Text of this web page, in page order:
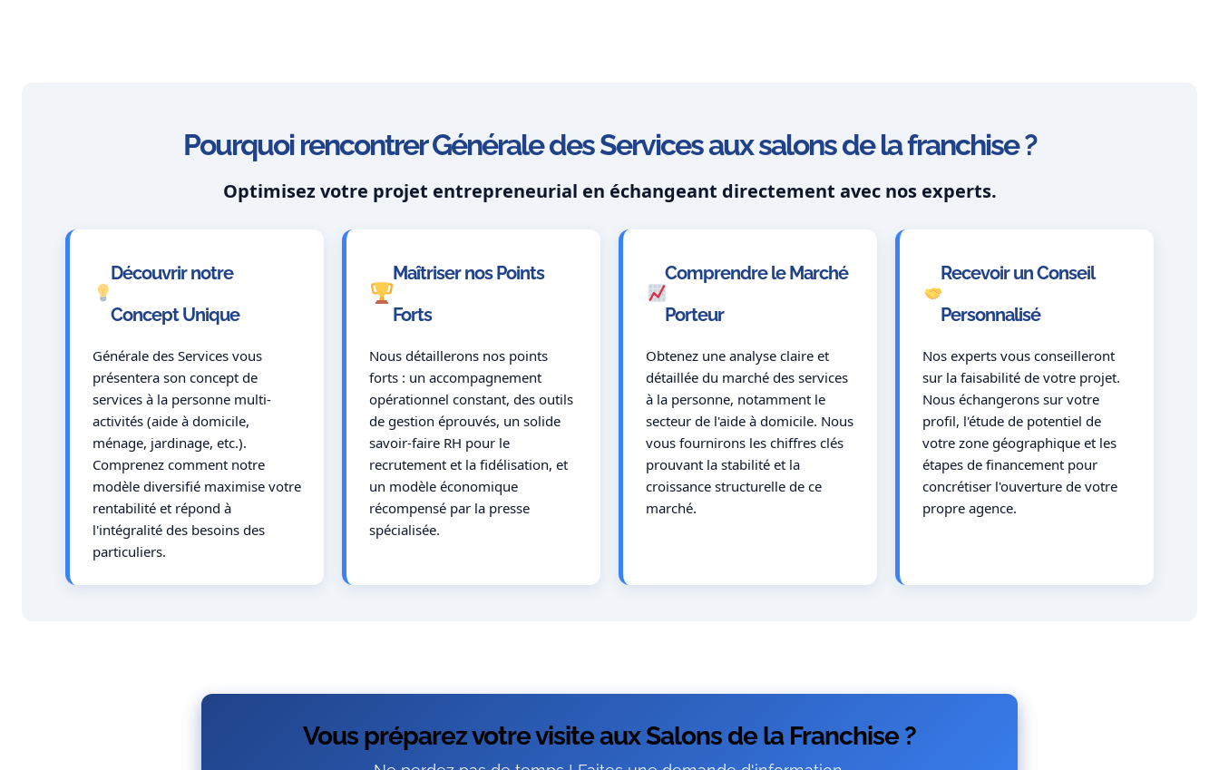
Pourquoi rencontrer Générale des Services aux salons de la franchise ?
Optimisez votre projet entrepreneurial en échangeant directement avec nos experts.
Découvrir notre
Concept Unique
Générale des Services vous
présentera son concept de
services à la personne multi-
activités (aide à domicile,
ménage, jardinage, etc.).
Comprenez comment notre
modèle diversifié maximise votre
rentabilité et répond à
l'intégralité des besoins des
particuliers.
Maîtriser nos Points
Forts
Nous détaillerons nos points
forts : un accompagnement
opérationnel constant, des outils
de gestion éprouvés, un solide
savoir-faire RH pour le
recrutement et la fidélisation, et
un modèle économique
récompensé par la presse
spécialisée.
Comprendre le Marché
Porteur
Obtenez une analyse claire et
détaillée du marché des services
à la personne, notamment le
secteur de l'aide à domicile. Nous
vous fournirons les chiffres clés
prouvant la stabilité et la
croissance structurelle de ce
marché.
Recevoir un Conseil
Personnalisé
Nos experts vous conseilleront
sur la faisabilité de votre projet.
Nous échangerons sur votre
profil, l'étude de potentiel de
votre zone géographique et les
étapes de financement pour
concrétiser l'ouverture de votre
propre agence.
Vous préparez votre visite aux Salons de la Franchise ?